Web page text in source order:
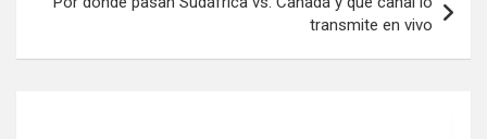
transmite en vivo